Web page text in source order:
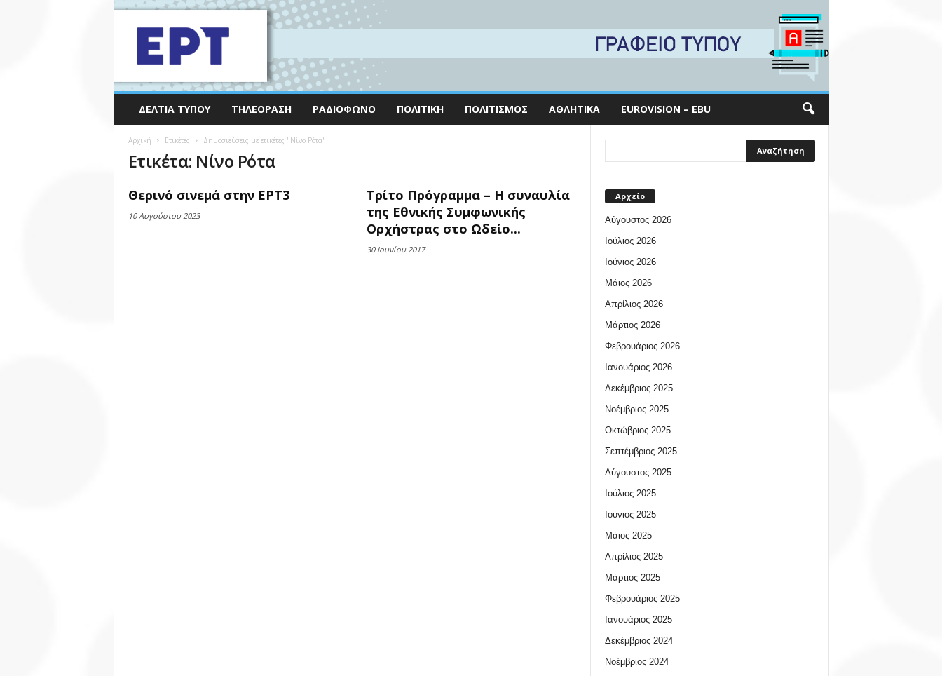
ΔΕΛΤΊΑ ΤΎΠΟΥ ΤΗΛΕΌΡΑΣΗ ΡΑΔΙΌΦΩΝΟ ΠΟΛΙΤΙΚΉ ΠΟΛΙΤΙΣΜΌΣ ΑΘΛΗΤΙΚΆ EUROVISION – EBU
Αρχική Ετικέτες Δημοσιεύσεις με ετικέτες "Νίνο Ρότα"
Ετικέτα: Νίνο Ρότα
Θερινό σινεμά στην ΕΡΤ3
10 Αυγούστου 2023
Τρίτο Πρόγραμμα – Η συναυλία
της Εθνικής Συμφωνικής
Ορχήστρας στο Ωδείο...
30 Ιουνίου 2017
Αρχείο
Αύγουστος 2026
Ιούλιος 2026
Ιούνιος 2026
Μάιος 2026
Απρίλιος 2026
Μάρτιος 2026
Φεβρουάριος 2026
Ιανουάριος 2026
Δεκέμβριος 2025
Νοέμβριος 2025
Οκτώβριος 2025
Σεπτέμβριος 2025
Αύγουστος 2025
Ιούλιος 2025
Ιούνιος 2025
Μάιος 2025
Απρίλιος 2025
Μάρτιος 2025
Φεβρουάριος 2025
Ιανουάριος 2025
Δεκέμβριος 2024
Νοέμβριος 2024